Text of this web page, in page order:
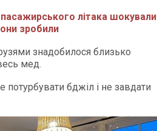
пасажирського літака шокували
зробили
знадобилося близько
мед.
бджіл і не завдати